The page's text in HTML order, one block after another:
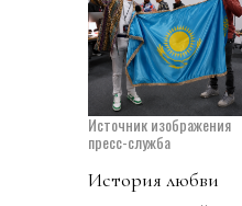
Источник изображения
пресс-служба
История любви